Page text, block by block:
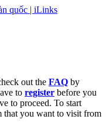
out the FAQ by
to register before you
to proceed. To start
that you want to visit from